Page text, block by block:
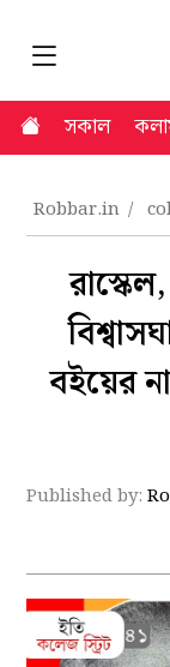
সকাল
Robbar.in
বইয়ের
Published by: